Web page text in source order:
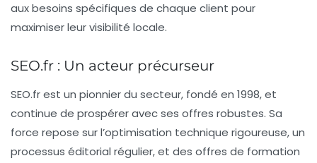
aux besoins spécifiques de chaque client pour
maximiser leur visibilité locale.
SEO.fr : Un acteur précurseur
SEO.frest un pionnier du secteur, fondé en 1998, et
continue de prospérer avec ses offres robustes. Sa
force repose sur l’optimisation technique rigoureuse, un
processus éditorial régulier, et des offres de formation